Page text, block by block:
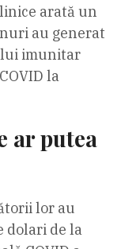
arată un
au generat
imunitar
la
ar putea
lor au
dolari de la